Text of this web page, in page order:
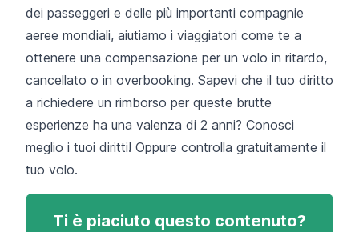
dei passeggeri e delle più importanti compagnie
aeree mondiali, aiutiamo i viaggiatori come te a
ottenere una compensazione per un volo in ritardo,
cancellato o in overbooking. Sapevi che il tuo diritto
a richiedere un rimborso per queste brutte
esperienze ha una valenza di 2 anni? Conosci
meglio i tuoi diritti! Oppure controlla gratuitamente il
tuo volo.
Ti è piaciuto questo contenuto?